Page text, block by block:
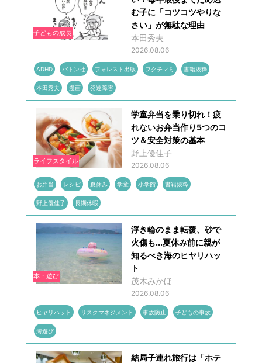
子どもの成長
む子に「コツコツやりな
さい」が無駄な理由
本田秀夫
2026.08.06
ADHD バトン社 フォレスト出版 フクチマミ 書籍抜粋
本田秀夫 漫画 発達障害
ライフスタイル
学童弁当を乗り切れ！疲
れないお弁当作り5つのコ
ツ＆安全対策の基本
野上優佳子
2026.08.06
お弁当 レシピ 夏休み 学童 小学館 書籍抜粋
野上優佳子 長期休暇
本・遊び
浮き輪のまま転覆、砂で
火傷も...夏休み前に親が
知るべき海のヒヤリハッ
ト
茂木みかほ
2026.08.06
ヒヤリハット リスクマネジメント 事故防止 子どもの事故
海遊び
結局子連れ旅行は「ホテ